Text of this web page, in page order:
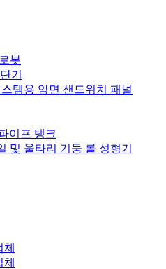
봇
기
템용 암면 샌드위치 패널
이프 탱크
및 울타리 기둥 롤 성형기